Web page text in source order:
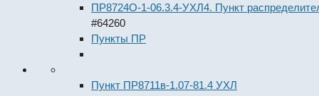
ПР8724О-1-06.3.4-УХЛ4. Пункт
#64260
Пункты ПР
Пункт ПР8711в-1.07-81.4 УХЛ